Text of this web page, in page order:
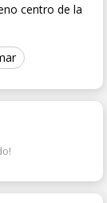
centro de la